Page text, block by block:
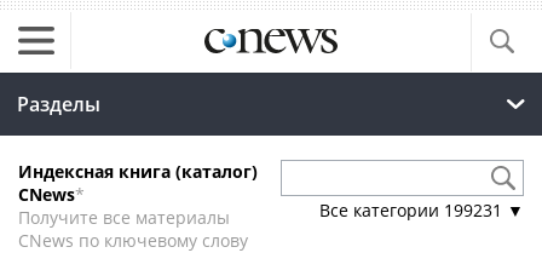
Разделы
Индексная книга (каталог)
CNews*
Получите все материалы
CNews по ключевому слову
Все категории 199231 ▼